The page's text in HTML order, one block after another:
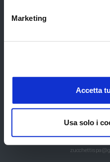
Marketing
Accetta
Usa solo i
Contatti